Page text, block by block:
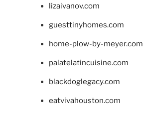
lizaivanov.com
guesttinyhomes.com
home-plow-by-meyer.com
palatelatincuisine.com
blackdoglegacy.com
eatvivahouston.com